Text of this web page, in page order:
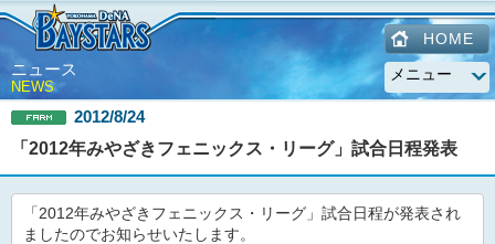
HOME
ニュース
NEWS
2012/8/24
「2012年みやざきフェニックス・リーグ」試合日程発表
「2012年みやざきフェニックス・リーグ」試合日程が発表され
ましたのでお知らせいたします。